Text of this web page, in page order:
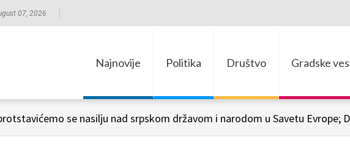
07, 2026
Najnovije Politika Društvo Gradske